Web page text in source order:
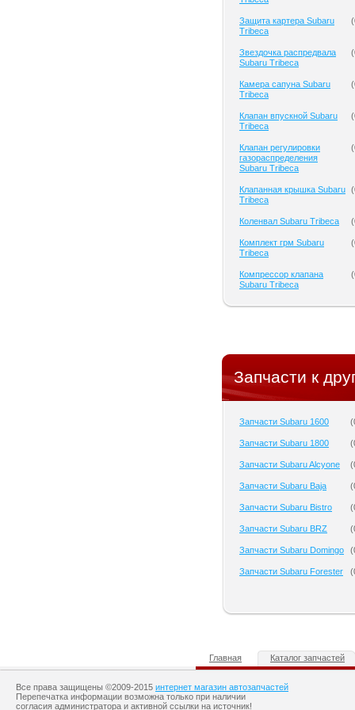
Защита картера Subaru
Tribeca
(
Звездочка распредвала
Subaru Tribeca
(
Камера сапуна Subaru
Tribeca
(
Клапан впускной Subaru
Tribeca
(
Клапан регулировки
газораспределения
Subaru Tribeca
(
Клапанная крышка Subaru
Tribeca
(
Коленвал Subaru Tribeca (
Комплект грм Subaru
Tribeca
(
Компрессор клапана
Subaru Tribeca
(
Запчасти к
Запчасти Subaru 1600 (
Запчасти Subaru 1800 (
Запчасти Subaru Alcyone (
Запчасти Subaru Baja (
Запчасти Subaru Bistro (
Запчасти Subaru BRZ (
Запчасти Subaru Domingo (
Запчасти Subaru Forester (
Главная Каталог запчастей
Все права защищены ©2009-2015 интернет магазин автозапчастей
Перепечатка информации возможна только при наличии
согласия администратора и активной ссылки на источник!